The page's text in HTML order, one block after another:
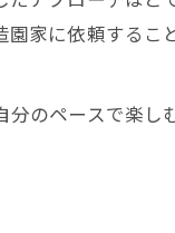
りのコツ
の工夫
効く理由
家に依頼するこ
のペースで楽